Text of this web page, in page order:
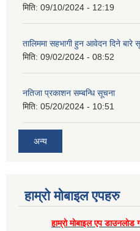
मिति: 09/10/2024 - 12:19
तालिममा सहभागी हुन आवेदन दिने बारे
मिति: 09/02/2024 - 08:52
नतिजा प्रकाशन सम्बन्धि सूचना
मिति: 05/20/2024 - 10:51
अन्य
हाम्राे माेबाइल एपहरु
हाम्राे माेबाइल एप डाउनलाेड